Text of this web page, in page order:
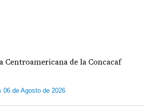
de la Concacaf
06 de Agosto de 2026